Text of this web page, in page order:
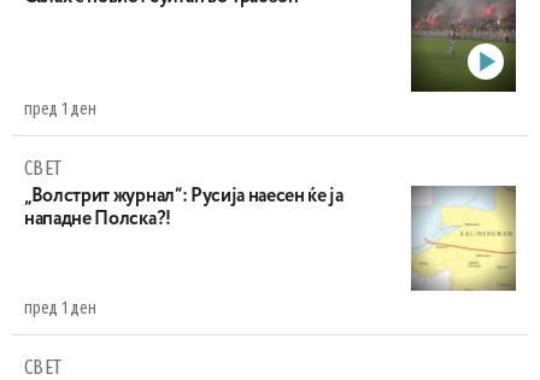
пред 1 ден
СВЕТ
„Волстрит журнал“: Русија наесен ќе ја
нападне Полска?!
пред 1 ден
СВЕТ